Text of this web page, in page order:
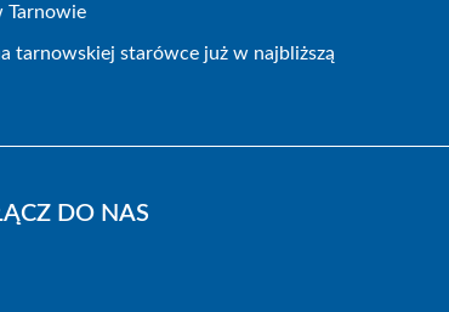
Tarnowie
tarnowskiej starówce już w najbliższą
DO NAS